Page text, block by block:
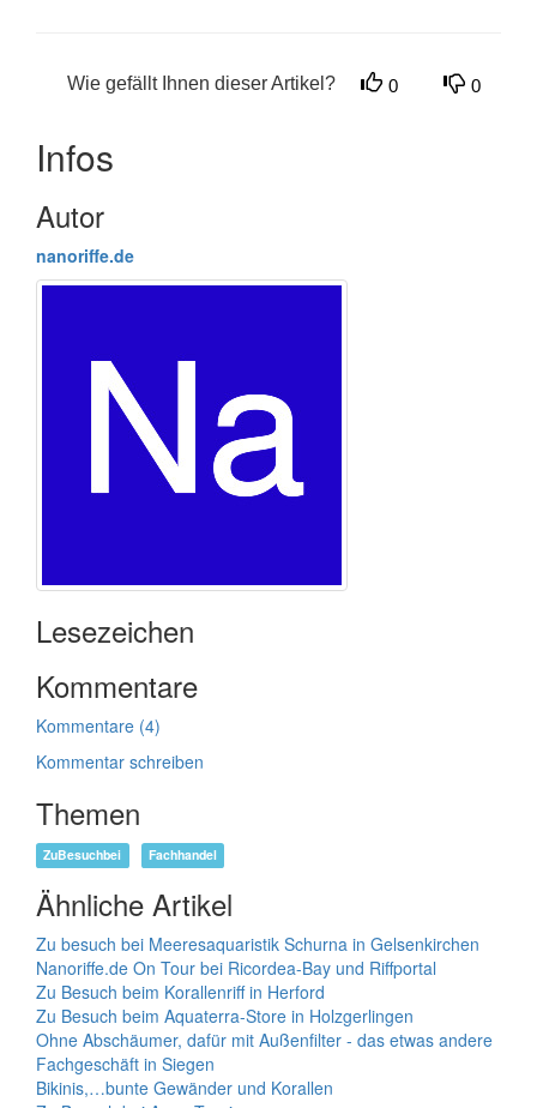
Wie gefällt Ihnen dieser Artikel? 0 0
Infos
Autor
nanoriffe.de
Lesezeichen
Kommentare
Kommentare (4)
Kommentar schreiben
Themen
ZuBesuchbei Fachhandel
Ähnliche Artikel
Zu besuch bei Meeresaquaristik Schurna in Gelsenkirchen
Nanoriffe.de On Tour bei Ricordea-Bay und Riffportal
Zu Besuch beim Korallenriff in Herford
Zu Besuch beim Aquaterra-Store in Holzgerlingen
Ohne Abschäumer, dafür mit Außenfilter - das etwas andere
Fachgeschäft in Siegen
Bikinis,…bunte Gewänder und Korallen